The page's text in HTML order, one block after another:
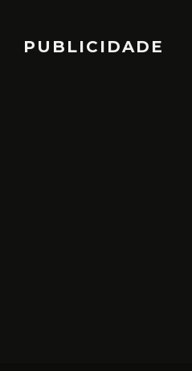
PUBLICIDADE